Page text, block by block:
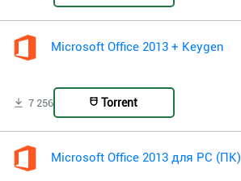
Microsoft Office 2013 + Keygen
7 256 Torrent
Microsoft Office 2013 для PC (ПК)